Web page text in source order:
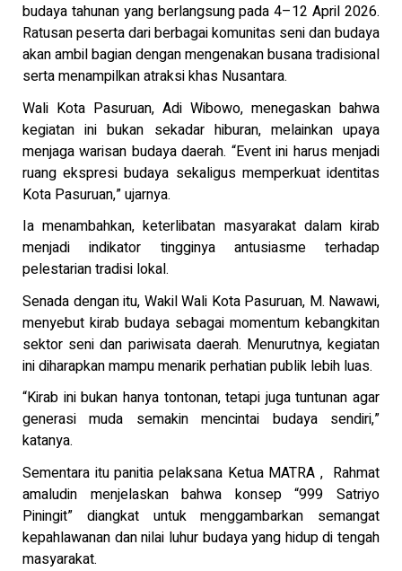
budaya tahunan yang berlangsung pada 4–12 April 2026.
Ratusan peserta dari berbagai komunitas seni dan budaya
akan ambil bagian dengan mengenakan busana tradisional
serta menampilkan atraksi khas Nusantara.
Wali Kota Pasuruan, Adi Wibowo, menegaskan bahwa
kegiatan ini bukan sekadar hiburan, melainkan upaya
menjaga warisan budaya daerah. “Event ini harus menjadi
ruang ekspresi budaya sekaligus memperkuat identitas
Kota Pasuruan,” ujarnya.
Ia menambahkan, keterlibatan masyarakat dalam kirab
menjadi indikator tingginya antusiasme terhadap
pelestarian tradisi lokal.
Senada dengan itu, Wakil Wali Kota Pasuruan, M. Nawawi,
menyebut kirab budaya sebagai momentum kebangkitan
sektor seni dan pariwisata daerah. Menurutnya, kegiatan
ini diharapkan mampu menarik perhatian publik lebih luas.
“Kirab ini bukan hanya tontonan, tetapi juga tuntunan agar
generasi muda semakin mencintai budaya sendiri,”
katanya.
Sementara itu panitia pelaksana Ketua MATRA , Rahmat
amaludin menjelaskan bahwa konsep “999 Satriyo
Piningit” diangkat untuk menggambarkan semangat
kepahlawanan dan nilai luhur budaya yang hidup di tengah
masyarakat.